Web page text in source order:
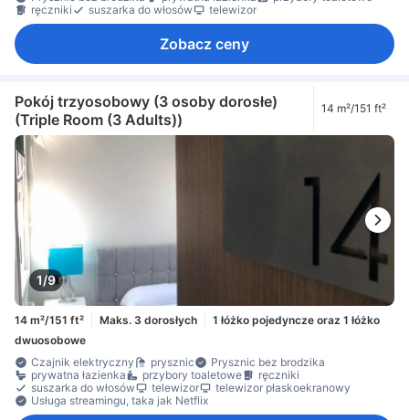
ręczniki
suszarka do włosów telewizor
Zobacz ceny
Pokój trzyosobowy (3 osoby dorosłe)
(Triple Room (3 Adults))
14 m²/151 ft²
1/9
14 m²/151 ft² Maks. 3 dorosłych
1 łóżko pojedyncze oraz 1 łóżko
dwuosobowe
Czajnik elektryczny
prysznic
Prysznic bez brodzika
prywatna łazienka
przybory toaletowe
ręczniki
suszarka do włosów
telewizor
telewizor płaskoekranowy
Usługa streamingu, taka jak Netflix